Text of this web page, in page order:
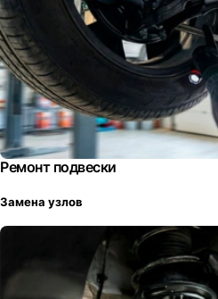
Ремонт подвески
Замена узлов